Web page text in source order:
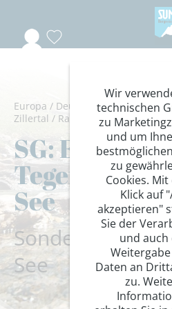
Europa / Deutschland-Italien-
Zillertal / Rad E-Bike
SG: E-MTB
Tegernsee -
See
Sondergruppe
See
Wir
technischen
zu
und um
zu
Cookies.
Klick auf
akzeptieren"
Sie der
und auch
Daten an
zu.